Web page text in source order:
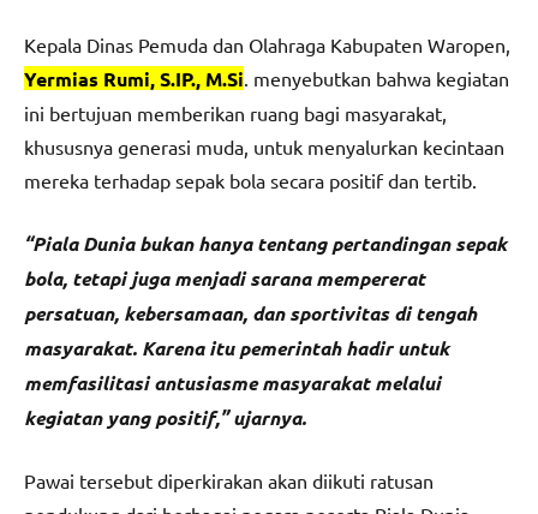
Kepala Dinas Pemuda dan Olahraga Kabupaten Waropen,
Yermias Rumi, S.IP., M.Si. menyebutkan bahwa kegiatan
ini bertujuan memberikan ruang bagi masyarakat,
khususnya generasi muda, untuk menyalurkan kecintaan
mereka terhadap sepak bola secara positif dan tertib.
“Piala Dunia bukan hanya tentang pertandingan sepak
bola, tetapi juga menjadi sarana mempererat
persatuan, kebersamaan, dan sportivitas di tengah
masyarakat. Karena itu pemerintah hadir untuk
memfasilitasi antusiasme masyarakat melalui
kegiatan yang positif,” ujarnya.
Pawai tersebut diperkirakan akan diikuti ratusan